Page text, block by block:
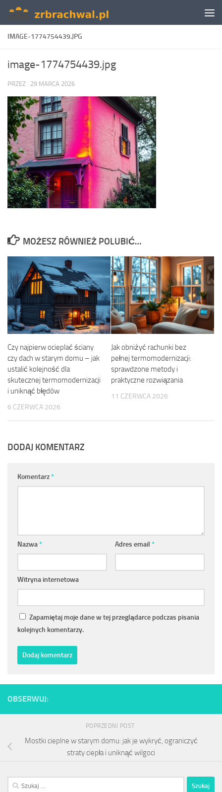
Skip to content
IMAGE-1774754439.JPG
image-1774754439.jpg
PRZEZ · 29 MARCA 2026
MOŻESZ RÓWNIEŻ POLUBIĆ…
Czy najpierw ocieplać ściany
czy dach w starym domu – jak
ustalić kolejność dla
skutecznej termomodernizacji
i uniknąć błędów
6 CZERWCA 2026
Jak obniżyć rachunki bez
pełnej termomodernizacji:
sprawdzone metody i
praktyczne rozwiązania
11 CZERWCA 2026
DODAJ KOMENTARZ
Komentarz*
Nazwa* Adres email *
Witryna internetowa
Zapamiętaj moje dane w tej przeglądarce podczas pisania
kolejnych komentarzy.
OBSERWUJ:
POPRZEDNI POST
Mostki cieplne w starym domu: jak je wykryć, ograniczyć
straty ciepła i uniknąć wilgoci
Szukaj: